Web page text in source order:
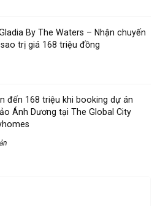
By The Waters – Nhận chuyến
trị giá 168 triệu đồng
đến 168 triệu khi booking dự án
Ánh Dương tại The Global City